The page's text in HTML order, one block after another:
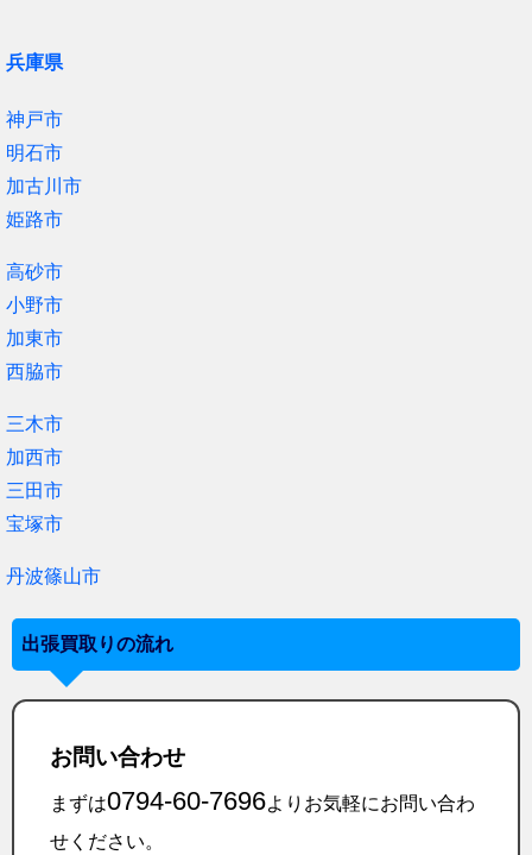
兵庫県
神戸市
明石市
加古川市
姫路市
高砂市
小野市
加東市
西脇市
三木市
加西市
三田市
宝塚市
丹波篠山市
出張買取りの流れ
お問い合わせ
まずは0794-60-7696よりお気軽にお問い合わ
せください。